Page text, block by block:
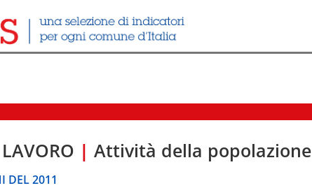
| Attività della popolazione
DEL 2011